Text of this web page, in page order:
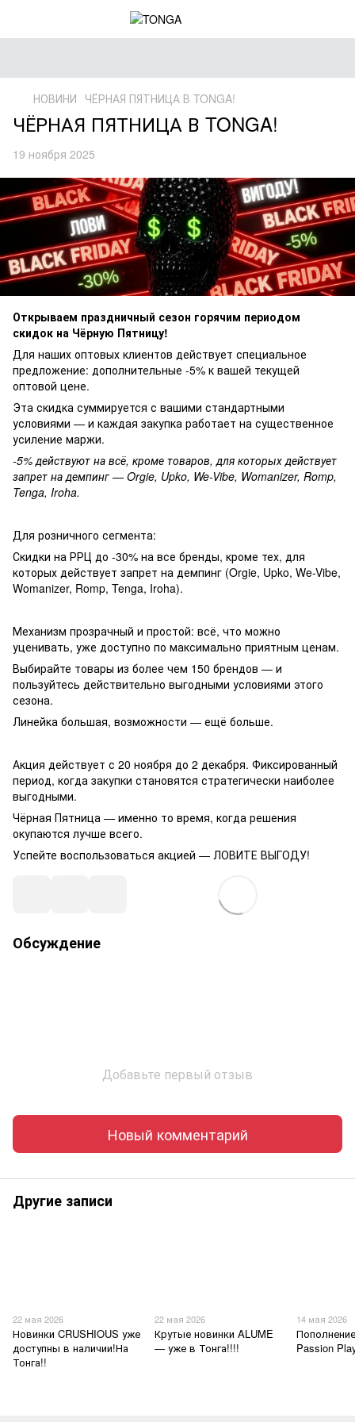
НОВИНИ ЧЁРНАЯ ПЯТНИЦА В TONGA!
ЧЁРНАЯ ПЯТНИЦА В TONGA!
19 ноября 2025
Открываем праздничный сезон горячим периодом
скидок на Чёрную Пятницу!
Для наших оптовых клиентов действует специальное
предложение: дополнительные -5% к вашей текущей
оптовой цене.
Эта скидка суммируется с вашими стандартными
условиями — и каждая закупка работает на существенное
усиление маржи.
-5% действуют на всё, кроме товаров, для которых действует
запрет на демпинг — Orgie, Upko, We-Vibe, Womanizer, Romp,
Tenga, Iroha.
Для розничного сегмента:
Скидки на РРЦ до -30% на все бренды, кроме тех, для
которых действует запрет на демпинг (Orgie, Upko, We-Vibe,
Womanizer, Romp, Tenga, Iroha).
Механизм прозрачный и простой: всё, что можно
уценивать, уже доступно по максимально приятным ценам.
Выбирайте товары из более чем 150 брендов — и
пользуйтесь действительно выгодными условиями этого
сезона.
Линейка большая, возможности — ещё больше.
Акция действует с 20 ноября до 2 декабря. Фиксированный
период, когда закупки становятся стратегически наиболее
выгодными.
Чёрная Пятница — именно то время, когда решения
окупаются лучше всего.
Успейте воспользоваться акцией — ЛОВИТЕ ВЫГОДУ!
Обсуждение
Добавьте первый отзыв
Новый комментарий
Другие записи
22 мая 2026
Новинки CRUSHIOUS уже
доступны в наличии!На
Тонга!!
22 мая 2026
Крутые новинки ALUME
— уже в Тонга!!!!
14 мая 2026
Passion